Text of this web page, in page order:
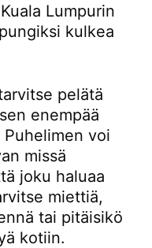
Lumpurin
kulkea
pelätä
enempää
voi
missä
joku haluaa
miettiä,
tai pitäisikö
kotiin.